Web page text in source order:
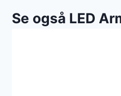
Se også LED